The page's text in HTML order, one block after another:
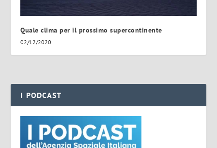
Quale clima per il prossimo supercontinente
02/12/2020
I PODCAST